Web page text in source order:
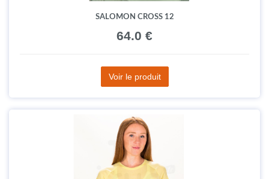
SALOMON CROSS 12
64.0 €
Voir le produit